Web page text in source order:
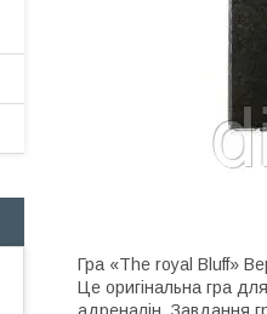
Гра «The royal Bluff»
Це оригінальна гра